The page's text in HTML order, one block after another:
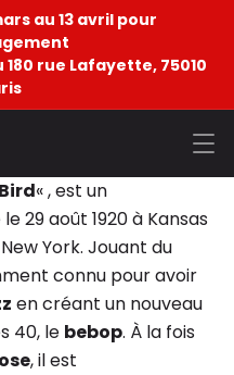
au 13 avril pour
rue Lafayette, 75010
Bird« , est un
le 29 août 1920 à Kansas
York. Jouant du
connu pour avoir
en créant un nouveau
40, le bebop. À la fois
, il est